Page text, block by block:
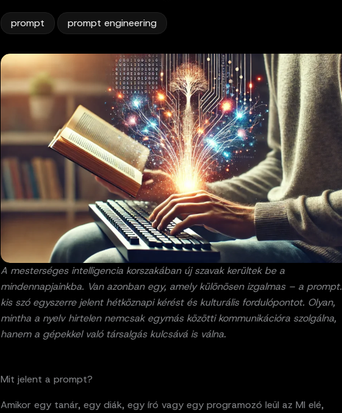
prompt prompt engineering
A mesterséges intelligencia korszakában új szavak kerültek be a
mindennapjainkba. Van azonban egy, amely különösen izgalmas – a
kis szó egyszerre jelent hétköznapi kérést és kulturális fordulópontot. Olyan,
mintha a nyelv hirtelen nemcsak egymás közötti kommunikációra szolgálna,
hanem a gépekkel való társalgás kulcsává is válna.
Mit jelent a prompt?
Amikor egy tanár, egy diák, egy író vagy egy programozó leül az MI elé,